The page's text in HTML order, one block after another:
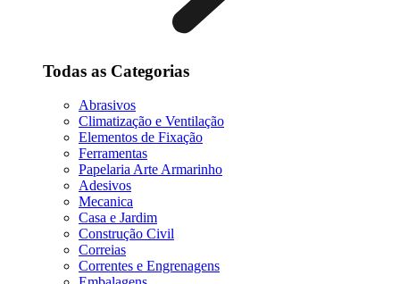
Todas as Categorias
Abrasivos
Climatização e Ventilação
Elementos de Fixação
Ferramentas
Papelaria Arte Armarinho
Adesivos
Mecanica
Casa e Jardim
Construção Civil
Correias
Correntes e Engrenagens